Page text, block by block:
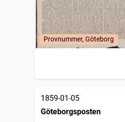
Provnummer, Göteborg
1859-01-05
Göteborgsposten